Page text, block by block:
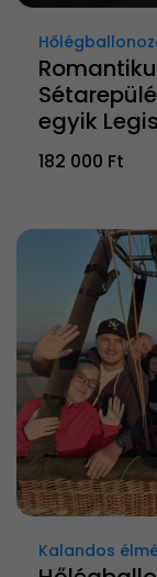
egyik
182 000 Ft
Kalandos